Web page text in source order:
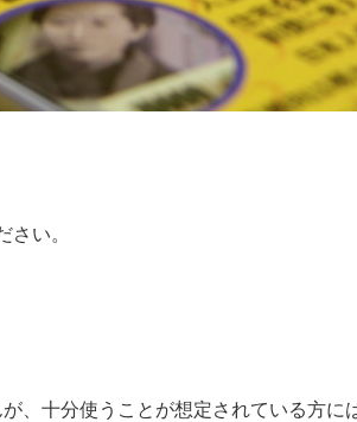
い。
、十分使うことが想定されている方に